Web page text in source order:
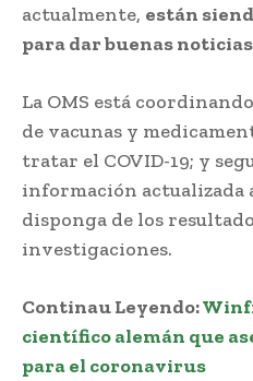
actualmente, están
para dar buenas
La OMS está
de vacunas y
tratar el COVID-19; y
información actualizada
disponga de los
investigaciones.
Continau Leyendo:
científico alemán que
para el coronavirus